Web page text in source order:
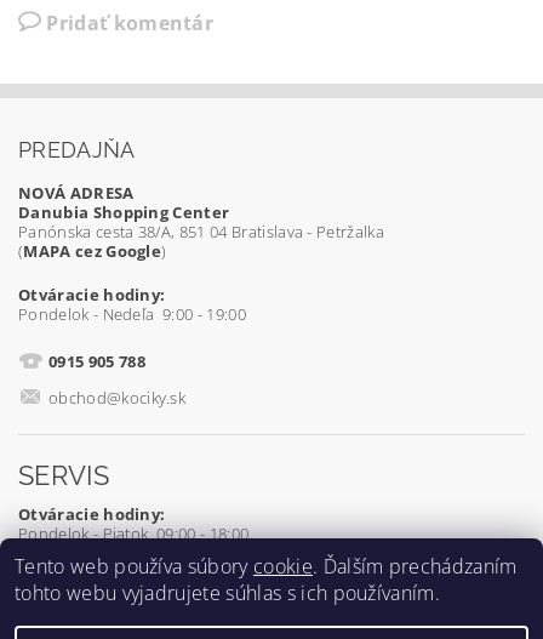
Pridať komentár
PREDAJŇA
NOVÁ ADRESA
Danubia Shopping Center
Panónska cesta 38/A, 851 04 Bratislava - Petržalka
(MAPA cez Google)
Otváracie hodiny:
Pondelok - Nedeľa 9:00 - 19:00
0915 905 788
obchod@kociky.sk
SERVIS
Otváracie hodiny:
Pondelok - Piatok 09:00 - 18:00
0905 539 927
Tento web používa súbory cookie. Ďalším prechádzaním
tohto webu vyjadrujete súhlas s ich používaním.